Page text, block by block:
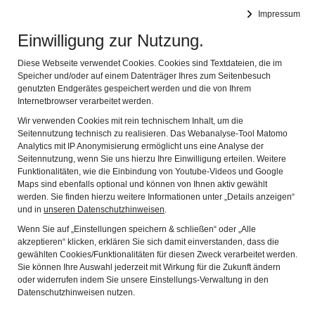
Impressum
Einwilligung zur Nutzung.
Diese Webseite verwendet Cookies. Cookies sind Textdateien, die im
Speicher und/oder auf einem Datenträger Ihres zum Seitenbesuch
genutzten Endgerätes gespeichert werden und die von Ihrem
Internetbrowser verarbeitet werden.
Wir verwenden Cookies mit rein technischem Inhalt, um die
Seitennutzung technisch zu realisieren. Das Webanalyse-Tool Matomo
Analytics mit IP Anonymisierung ermöglicht uns eine Analyse der
Seitennutzung, wenn Sie uns hierzu Ihre Einwilligung erteilen. Weitere
Funktionalitäten, wie die Einbindung von Youtube-Videos und Google
Maps sind ebenfalls optional und können von Ihnen aktiv gewählt
werden. Sie finden hierzu weitere Informationen unter „Details anzeigen“
und in unseren Datenschutzhinweisen.
Wenn Sie auf „Einstellungen speichern & schließen“ oder „Alle
akzeptieren“ klicken, erklären Sie sich damit einverstanden, dass die
gewählten Cookies/Funktionalitäten für diesen Zweck verarbeitet werden.
Sie können Ihre Auswahl jederzeit mit Wirkung für die Zukunft ändern
oder widerrufen indem Sie unsere Einstellungs-Verwaltung in den
Datenschutzhinweisen nutzen.
MUSEUM FÜR DIE KELTISCH-RÖMISCHE VERGANGENHEIT
FÜHRUNGEN UND
MUSEUMSPÄDAGOGISCHES
PROGRAMM
AUCH IM WINTERHALBJAHR
MÖGLICH !